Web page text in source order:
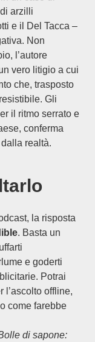
arzilli
e il Del Tacca –
Non
l’autore
vero litigio a cui
che, trasposto
Gli
il ritmo serrato e
conferma
realtà.
la risposta
. Basta un
e goderti
Potrai
l’ascolto offline,
come farebbe
di sapone: